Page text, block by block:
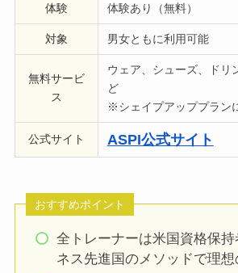
体験 体験あり（無料）
対象 男女ともに利用可能
無料サービ
ス
ウェア、シューズ、ドリ
ど
※シェイプアッププラン
公式サイト ASPI公式サイト
おすすめポイント
全トレーナーは米国資格保持
ネス先進国のメソッドで理想